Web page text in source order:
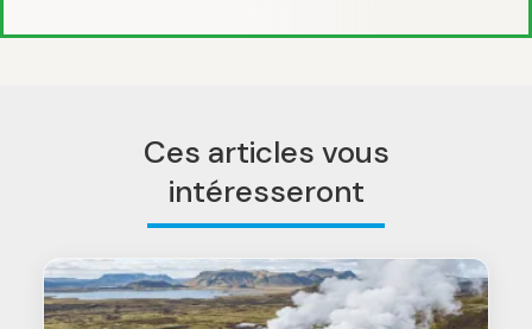
Ces articles vous
intéresseront